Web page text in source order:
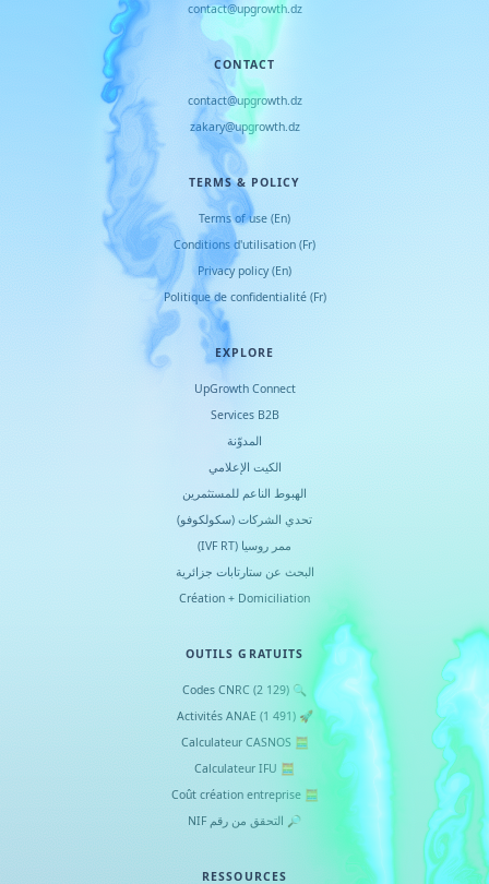
contact@upgrowth.dz
CONTACT
contact@upgrowth.dz
zakary@upgrowth.dz
TERMS & POLICY
Terms of use (En)
Conditions d'utilisation (Fr)
Privacy policy (En)
Politique de confidentialité (Fr)
EXPLORE
UpGrowth Connect
Services B2B
المدوّنة
الكيت الإعلامي
الهبوط الناعم للمستثمرين
تحدي الشركات (سكولكوفو)
ممر روسيا (IVF RT)
البحث عن ستارتابات جزائرية
Création + Domiciliation
OUTILS GRATUITS
🔍 Codes CNRC (2 129)
🚀 Activités ANAE (1 491)
🧮 Calculateur CASNOS
🧮 Calculateur IFU
🧮 Coût création entreprise
🔎 التحقق من رقم NIF
RESSOURCES